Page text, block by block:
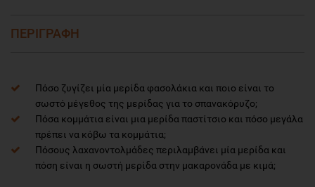
ΠΕΡΙΓΡΑΦΗ
Πόσο ζυγίζει μία μερίδα φασολάκια και ποιο είναι το
σωστό μέγεθος της μερίδας για το σπανακόρυζο;
Πόσα κομμάτια είναι μια μερίδα παστίτσιο και πόσο μεγάλα
πρέπει να κόβω τα κομμάτια;
Πόσους λαχανοντολμάδες περιλαμβάνει μία μερίδα και
πόση είναι η σωστή μερίδα στην μακαρονάδα με κιμά;